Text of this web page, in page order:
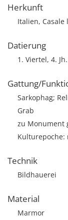
Herkunft
Italien, Casale
Datierung
1. Viertel, 4.
Gattung/
Sarkophag;
Grab
zu Monument
Kulturepoche:
Technik
Bildhauerei
Material
Marmor